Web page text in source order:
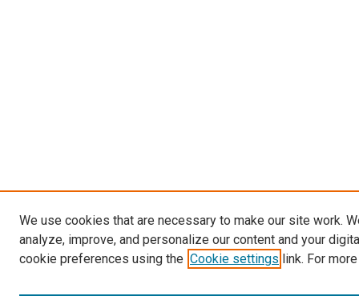
We use cookies that are necessary to make our site work.
analyze, improve, and personalize our content and your
cookie preferences using the Cookie settings link. For